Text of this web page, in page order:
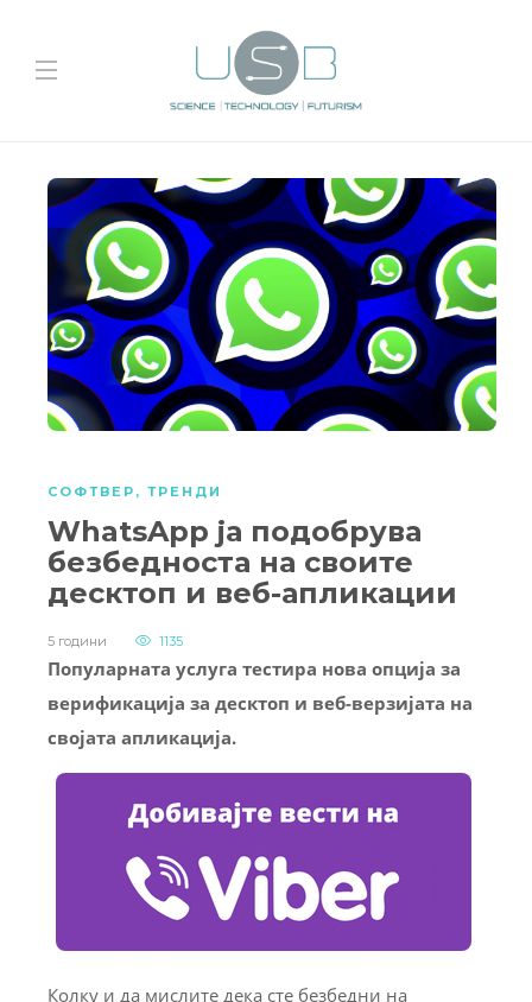
СОФТВЕР , ТРЕНДИ
WhatsApp ја подобрува
безбедноста на своите
десктоп и веб-апликации
5 години 1135
Популарната услуга тестира нова опција за
верификација за десктоп и веб-верзијата на
својата апликација.
Колку и да мислите дека сте безбедни на